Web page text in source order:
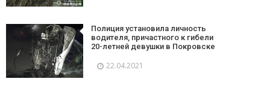
Полиция установила личность
водителя, причастного к гибели
20-летней девушки в Покровске
22.04.2021